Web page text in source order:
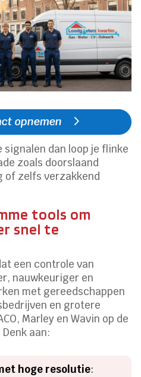
opnemen
dan loop je flinke
zoals doorslaand
of zelfs verzakkend
tools om
snel te
een controle van
nauwkeuriger en
met gereedschappen
en grotere
Marley en Wavin op de
aan:
hoge resolutie: